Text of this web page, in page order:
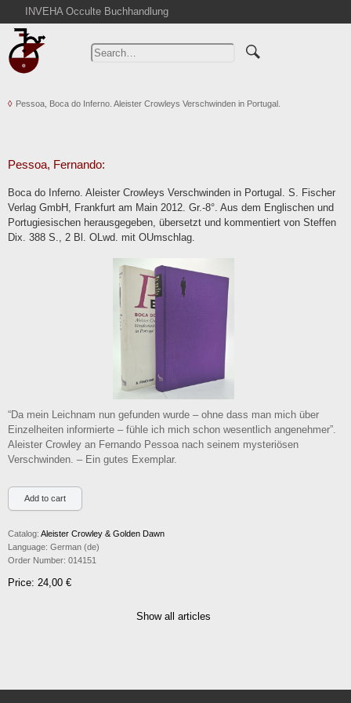
INVEHA Occulte Buchhandlung
Home
Advanced Search
Cart
Contact
Terms
Pessoa, Boca do Inferno. Aleister Crowleys Verschwinden in Portugal.
Pessoa, Fernando:
Boca do Inferno. Aleister Crowleys Verschwinden in Portugal. S. Fischer
Verlag GmbH, Frankfurt am Main 2012. Gr.-8°. Aus dem Englischen und
Portugiesischen herausgegeben, übersetzt und kommentiert von Steffen
Dix. 388 S., 2 Bl. OLwd. mit OUmschlag.
“Da mein Leichnam nun gefunden wurde – ohne dass man mich über
Einzelheiten informierte – fühle ich mich schon wesentlich angenehmer”.
Aleister Crowley an Fernando Pessoa nach seinem mysteriösen
Verschwinden. – Ein gutes Exemplar.
Catalog: Aleister Crowley & Golden Dawn
Language: German (de)
Order Number: 014151
Price: 24,00 €
Show all articles